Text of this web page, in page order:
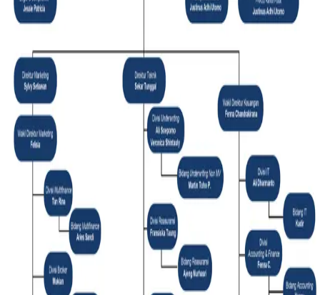
PROFIL
Sejarah
Visi dan Misi
Manajemen
Laporan Keuangan
Laporan Keberlanjutan
Tata Kelola Perusahaan
Sahabat Insurance Berizin dan Diawasi Oleh OJK
Cara Beli Polis
Motor Vehicle Insurance